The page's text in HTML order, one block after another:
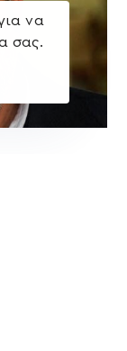
να
σας.